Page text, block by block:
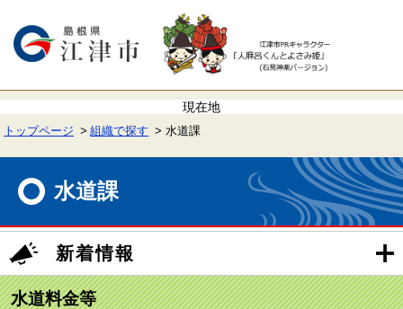
で
ば
本トップページ 組織で探す 水道課
水道課
新着情報
水道料金等